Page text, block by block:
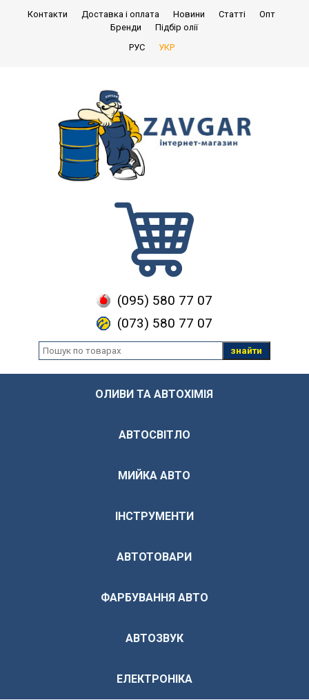
Контакти Доставка і оплата Новини Статті
Опт
Бренди
Підбір олії
РУС
УКР
(095) 580 77 07
(073) 580 77 07
знайти
ОЛИВИ ТА АВТОХІМІЯ
АВТОСВІТЛО
МИЙКА АВТО
ІНСТРУМЕНТИ
АВТОТОВАРИ
ФАРБУВАННЯ АВТО
АВТОЗВУК
ЕЛЕКТРОНІКА